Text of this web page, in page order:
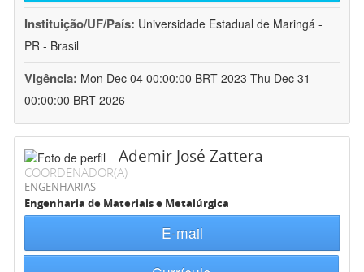
Instituição/UF/País: Universidade Estadual de Maringá -
PR - Brasil
Vigência: Mon Dec 04 00:00:00 BRT 2023-Thu Dec 31
00:00:00 BRT 2026
Ademir José Zattera
COORDENADOR(A)
ENGENHARIAS
Engenharia de Materiais e Metalúrgica
E-mail